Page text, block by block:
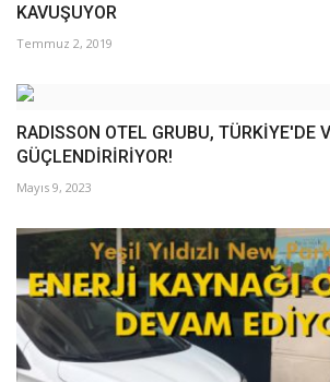
KAVUŞUYOR
Temmuz 2, 2019
RADISSON OTEL GRUBU, TÜRKİYE'DE
GÜÇLENDİRİRİYOR!
Mayıs 9, 2023